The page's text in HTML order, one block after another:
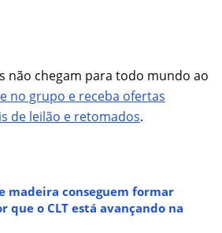
não chegam para todo mundo ao
no grupo e receba ofertas
de leilão e retomados.
madeira conseguem formar
que o CLT está avançando na